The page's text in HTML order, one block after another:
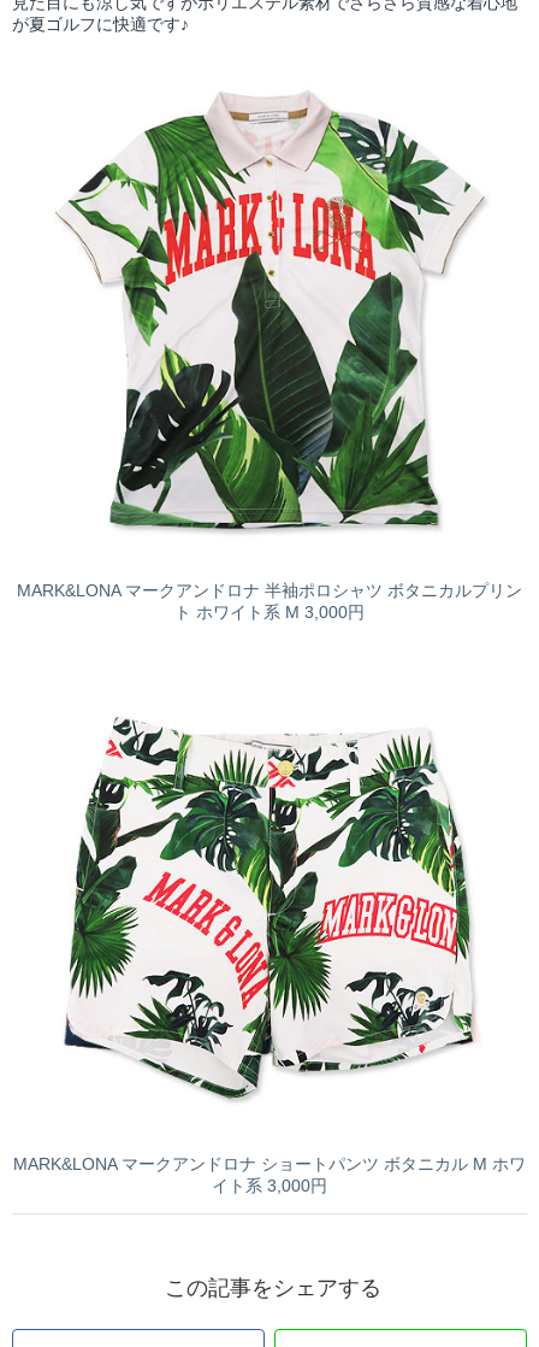
が夏ゴルフに快適です♪
MARK&LONA マークアンドロナ 半袖ポロシャツ ボタニカルプリン
ト ホワイト系 M 3,000円
MARK&LONA マークアンドロナ ショートパンツ ボタニカル M ホワ
イト系 3,000円
この記事をシェアする